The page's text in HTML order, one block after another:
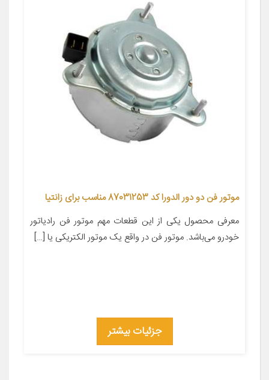
موتور فن دو دور الدورا کد 87031253 مناسب برای زانتیا
معرفی محصول یکی از این قطعات مهم موتور فن رادیاتور
خودرو می‌باشد. موتور فن در واقع یک موتور الکتریکی یا […]
جزئیات بیشتر